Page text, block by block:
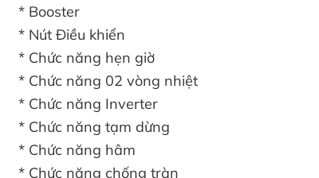
* Booster
* Nút Điều khiển
* Chức năng hẹn giờ
* Chức năng 02 vòng nhiệt
* Chức năng Inverter
* Chức năng tạm dừng
* Chức năng hâm
* Chức năng chống tràn